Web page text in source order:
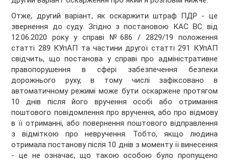
Отже, другий варіант, як оскаржити штраф ПДР - це
звернення до суду. Згідно з постановою КАС ВС від
12.06.2020 року у справі №686 / 2829/19 положення
статті 289 КУпАП та частини другої статті 291 КУпАП
свідчить, що постанова у справі про адміністративне
правопорушення в сфері забезпечення безпеки
дорожнього руху, в тому числі зафіксовано в
автоматичному режимі може бути оскаржене протягом
10 днів після його вручення особі або отримання
поштового повідомлення про вручення, або про відмову
в її отриманні, або повернення поштового відправлення
з відміткою про невручення. Тобто, якщо людина
отримала постанову після 10 днів з моменту її винесення
- це не означає, що такою особою було пропущено